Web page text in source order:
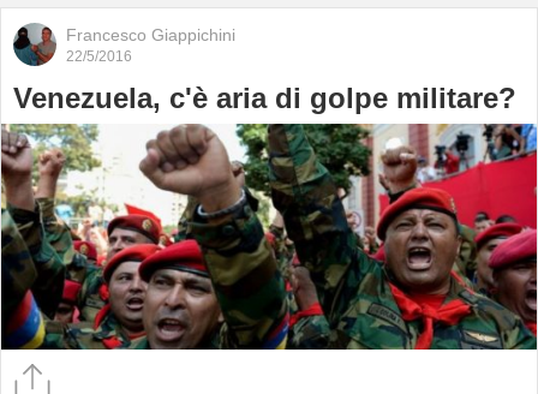
Francesco Giappichini
22/5/2016
Venezuela, c'è aria di golpe militare?